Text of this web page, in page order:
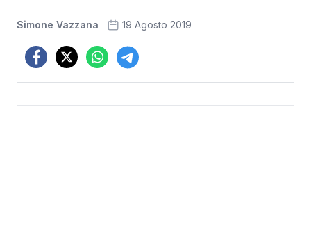
Simone Vazzana 19 Agosto 2019